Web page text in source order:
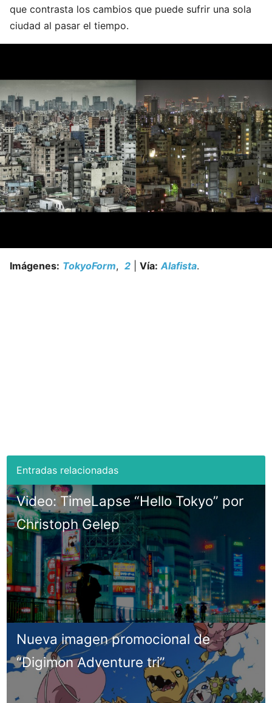
que contrasta los cambios que puede sufrir una sola
ciudad al pasar el tiempo.
Imágenes: TokyoForm, 2 Vía: Alafista.
Video: TimeLapse “Hello Tokyo” por
Christoph Gelep
Nueva imagen promocional de
“Digimon Adventure tri”